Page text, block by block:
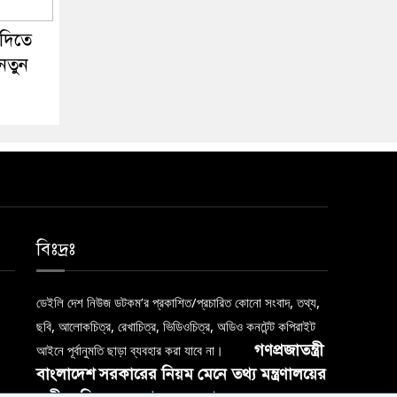
বিঃদ্রঃ
ডেইলি দেশ নিউজ ডটকম’র প্রকাশিত/প্রচারিত কোনো সংবাদ, তথ্য,
ছবি, আলোকচিত্র, রেখাচিত্র, ভিডিওচিত্র, অডিও কনটেন্ট কপিরাইট
আইনে পূর্বানুমতি ছাড়া ব্যবহার করা যাবে না।
গণপ্রজাতন্ত্রী
বাংলাদেশ সরকারের নিয়ম মেনে তথ্য মন্ত্রণালয়ের